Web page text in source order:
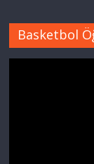
Basketbol